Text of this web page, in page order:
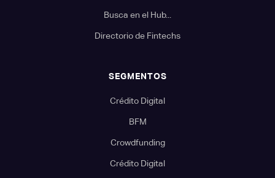
Busca en el Hub...
Directorio de Fintechs
SEGMENTOS
Crédito Digital
BFM
Crowdfunding
Crédito Digital